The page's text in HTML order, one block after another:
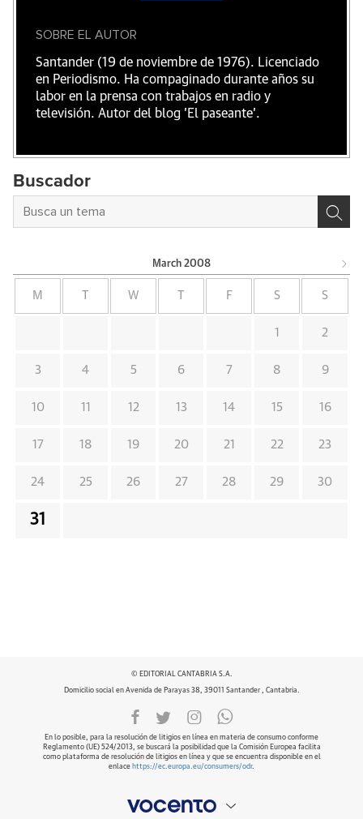
SOBRE EL AUTOR
Santander (19 de noviembre de 1976). Licenciado
en Periodismo. Ha compaginado durante años su
labor en la prensa con trabajos en radio y
televisión. Autor del blog 'El paseante'.
Buscador
March 2008
M W F S S
1 2
3 4 5 6 7 8 9
10 11 12 13 14 15 16
17 18 19 20 21 22 23
24 25 26 27 28 29 30
31
© EDITORIAL CANTABRIA S.A.
Domicilio social en Avenida de Parayas 38, 39011 Santander , Cantabria.
En lo posible, para la resolución de litigios en línea en materia de consumo conforme
Reglamento (UE) 524/2013, se buscará la posibilidad que la Comisión Europea facilita
como plataforma de resolución de litigios en línea y que se encuentra disponible en el
enlace https://ec.europa.eu/consumers/odr.